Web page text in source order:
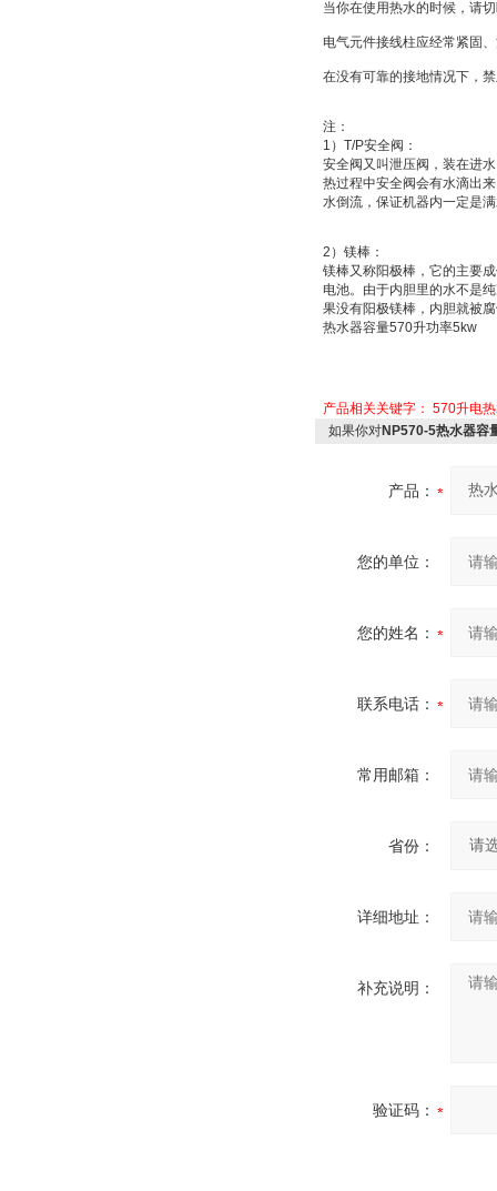
当你在使用热水的时候，请
电气元件接线柱应经常紧固
在没有可靠的接地情况下，
注：
1 ） T/P安全阀：
安全阀又叫泄压阀 ，装在进
热过程中安全阀会有水滴出
水倒流，保证机器内一定是
2 ） 镁棒：
镁棒又称阳极棒 ，它的主要
电池。由于内胆里的水不是
果没有阳极镁棒，内胆就被
热水器容量570升功率5kw
产品相关关键字： 570升电
如果你对NP570-5热水器容
产品：
您的单位：
您的姓名：
联系电话：
常用邮箱：
省份：
详细地址：
补充说明：
验证码：